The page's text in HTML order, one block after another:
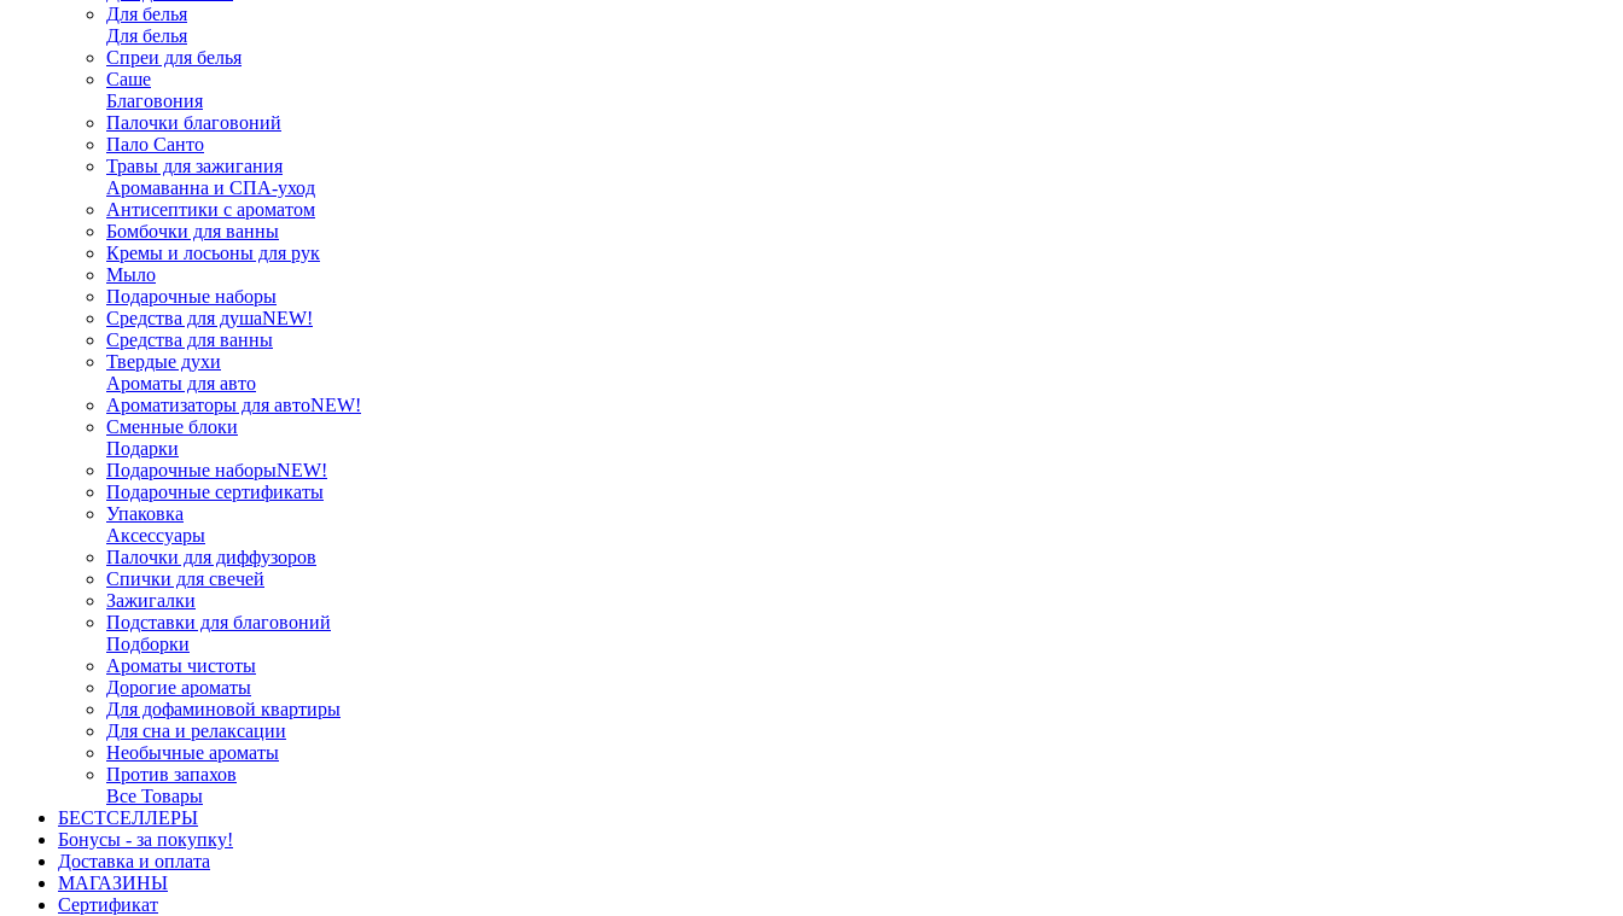
Для белья
Для белья
Спреи для белья
Саше
Благовония
Палочки благовоний
Пало Санто
Травы для зажигания
Аромаванна и СПА-уход
Антисептики с ароматом
Бомбочки для ванны
Кремы и лосьоны для рук
Мыло
Подарочные наборы
Средства для душаNEW!
Средства для ванны
Твердые духи
Ароматы для авто
Ароматизаторы для автоNEW!
Сменные блоки
Подарки
Подарочные наборыNEW!
Подарочные сертификаты
Упаковка
Аксессуары
Палочки для диффузоров
Спички для свечей
Зажигалки
Подставки для благовоний
Подборки
Ароматы чистоты
Дорогие ароматы
Для дофаминовой квартиры
Для сна и релаксации
Необычные ароматы
Против запахов
Все Товары
БЕСТСЕЛЛЕРЫ
Бонусы - за покупку!
Доставка и оплата
МАГАЗИНЫ
Cертификат